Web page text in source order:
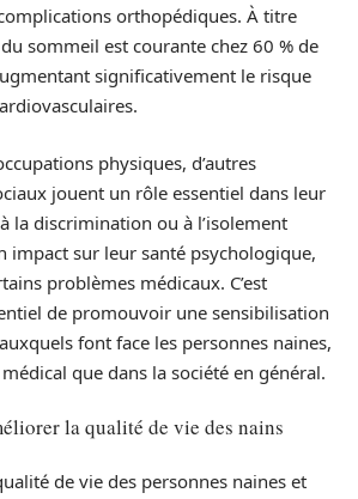
orthopédiques. À titre
du sommeil est courante chez 60 % de
significativement le risque
physiques, d’autres
jouent un rôle essentiel dans leur
la discrimination ou à l’isolement
impact sur leur santé psychologique,
problèmes médicaux. C’est
de promouvoir une sensibilisation
font face les personnes naines,
que dans la société en général.
la qualité de vie des nains
de vie des personnes naines et